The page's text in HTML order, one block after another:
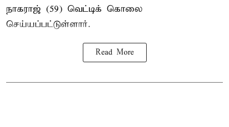
நாகராஜ் (59) வெட்டிக் கொலை
செய்யப்பட்டுள்ளார்.
Read More